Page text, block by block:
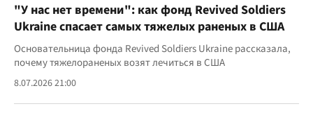
"У нас нет времени": как фонд Revived Soldiers
Ukraine спасает самых тяжелых раненых в США
Основательница фонда Revived Soldiers Ukraine рассказала,
почему тяжелораненых возят лечиться в США
8.07.2026 21:00